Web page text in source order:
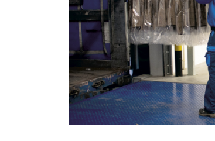
28 de Julho, 2026
Exame de Época com Nota
Alta: FC Porto vence Aston
Villa (2-1)
26 de Julho, 2026